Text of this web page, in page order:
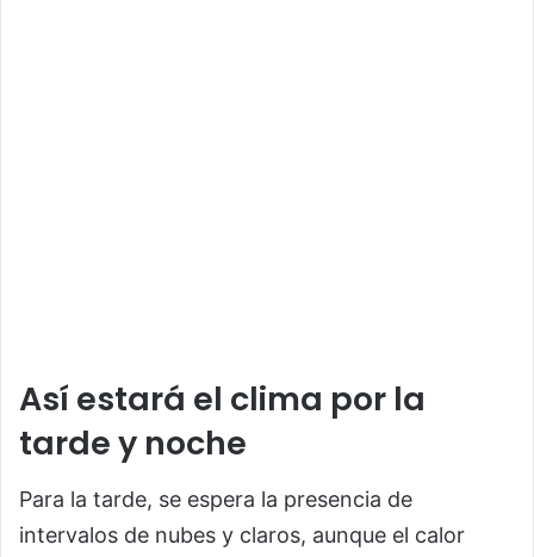
Así estará el clima por la
tarde y noche
Para la tarde, se espera la presencia de
intervalos de nubes y claros, aunque el calor